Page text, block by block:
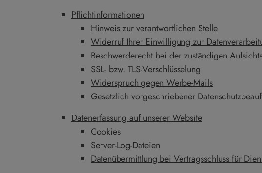
Pflichtinformationen
Hinweis zur verantwortlichen Stelle
Widerruf Ihrer Einwilligung zur
Beschwerderecht bei der zuständigen
SSL- bzw. TLS-Verschlüsselung
Widerspruch gegen Werbe-Mails
Gesetzlich vorgeschriebener
Datenerfassung auf unserer Website
Cookies
Server-Log-Dateien
Datenübermittlung bei Vertragsschluss für